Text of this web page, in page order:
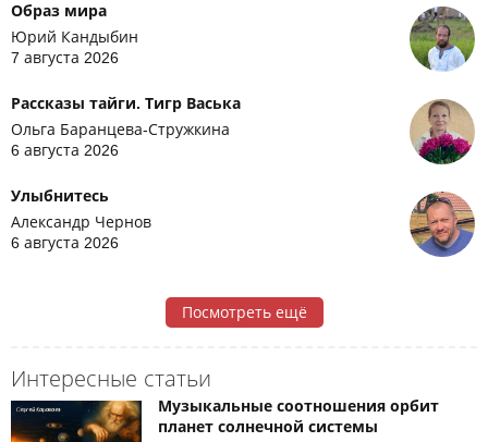
Образ мира
Юрий Кандыбин
7 августа 2026
Рассказы тайги. Тигр Васька
Ольга Баранцева-Стружкина
6 августа 2026
Улыбнитесь
Александр Чернов
6 августа 2026
Посмотреть ещё
Интересные статьи
Музыкальные соотношения орбит
планет солнечной системы